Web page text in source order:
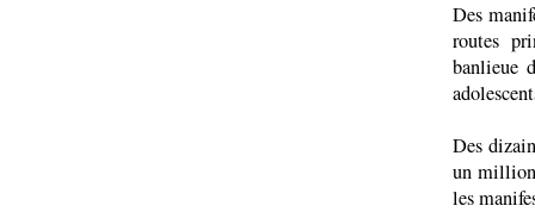
Des
routes
banlieue
Des
un million
les